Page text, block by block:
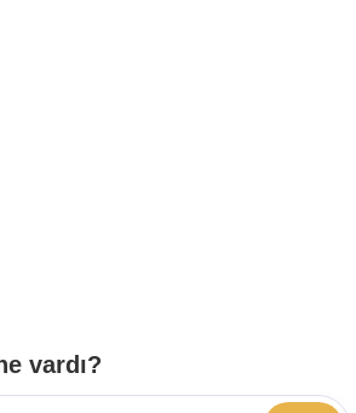
vardı?